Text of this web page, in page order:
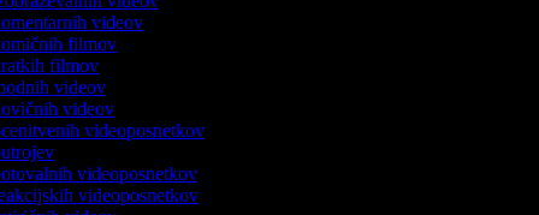
videov
filmov
filmov
videov
videov
videoposnetkov
videoposnetkov
videoposnetkov